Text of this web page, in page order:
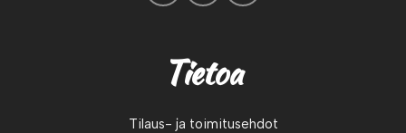
Tietoa
Tilaus- ja toimitusehdot